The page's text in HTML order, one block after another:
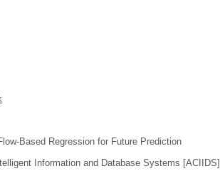
Based Regression for Future Prediction
Information and Database Systems [ACIIDS]